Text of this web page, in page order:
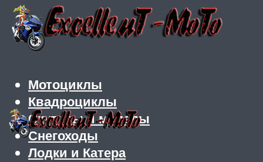
Мотоциклы
Квадроциклы
Скутеры и мопеды
Снегоходы
Лодки и Катера